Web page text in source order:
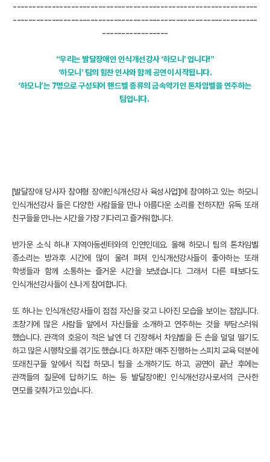
---------------------------------------------------------------
---------------------------------------------------------------
-----------------
“우리는 발달장애인 인식개선강사 ‘하모니’ 입니다!”
‘하모니’ 팀의 힘찬 인사와 함께 공연이 시작됩니다.
‘하모니’는 7명으로 구성되어 핸드벨 종류의 금속악기인 톤차임벨을 연주하는
팀입니다.
[발달장애 당사자 참여형 장애인식개선강사 육성사업]에 참여하고 있는 하모니
인식개선강사 들은 다양한 사람들을 만나 아름다운 소리를 전하지만 유독 또래
친구들을 만나는 시간을 가장 기다리고 즐거워합니다.
반가운 소식 하나! 지역아동센터와의 인연인데요. 올해 하모니 팀의 톤차임벨
종소리는 방과후 시간에 많이 울려 펴져 인식개선강사들이 좋아하는 또래
학생들과 함께 소통하는 즐거운 시간을 보냈습니다. 그래서 다른 때보다도
인식개선강사들이 신나게 참여합니다.
또 하나는 인식개선강사들이 점점 자신을 갖고 나아진 모습을 보이는 점입니다.
초창기에 많은 사람들 앞에서 자신들을 소개하고 연주하는 것을 부담스러워
했습니다. 관객의 호응이 적은 날엔 더 긴장해서 차임벨을 든 손을 덜덜 떨기도
하고 많은 시행착오를 겪기도 했습니다. 하지만 매주 진행하는 스피치 교육 덕분에
또래친구들 앞에서 직접 하모니 팀을 소개하기도 하고, 공연이 끝난 후에는
관객들의 질문에 답하기도 하는 등 발달장애인 인식개선강사로서의 근사한
면모를 갖춰가고 있습니다.